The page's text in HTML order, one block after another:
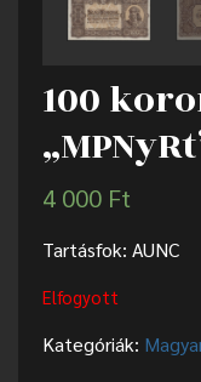
100
4 000 Ft
Tartásfok: AUNC
Elfogyott
Kategóriák: